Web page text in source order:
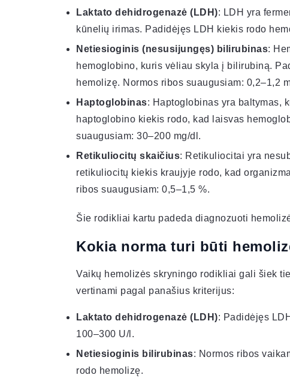
Laktato dehidrogenazė (LDH): LDH yra
kūnelių irimas. Padidėjęs LDH kiekis rodo
Netiesioginis (nesusijungęs) bilirubinas:
hemoglobino, kuris vėliau skyla į bilirubiną.
hemolizę. Normos ribos suaugusiam: 0,2–1,2
Haptoglobinas: Haptoglobinas yra baltymas,
haptoglobino kiekis rodo, kad laisvas
suaugusiam: 30–200 mg/dl.
Retikuliocitų skaičius: Retikuliocitai yra
retikuliocitų kiekis kraujyje rodo, kad
ribos suaugusiam: 0,5–1,5 %.
Šie rodikliai kartu padeda diagnozuoti
Kokia norma turi būti
Vaikų hemolizės skryningo rodikliai gali šiek
vertinami pagal panašius kriterijus:
Laktato dehidrogenazė (LDH): Padidėjęs
100–300 U/l.
Netiesioginis bilirubinas: Normos ribos
rodo hemolizę.